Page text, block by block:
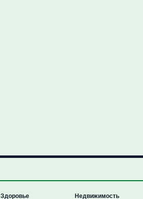
Здоровье Недвижимость